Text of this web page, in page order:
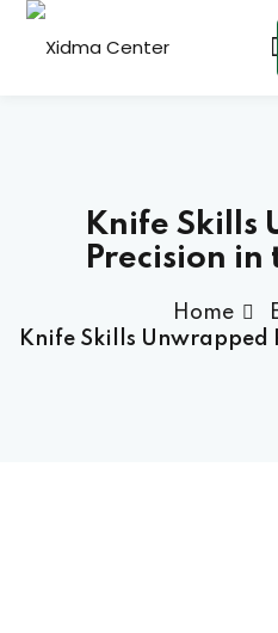
Skip
Knife Skills
Precision in
Home
Knife Skills Unwrapped
Sign in